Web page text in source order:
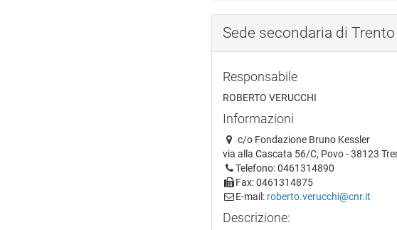
Sede secondaria di Trento
Responsabile
ROBERTO VERUCCHI
Informazioni
c/o Fondazione Bruno Kessler
via alla Cascata 56/C, Povo - 38123
Telefono: 0461314890
Fax: 0461314875
E-mail: roberto.verucchi@cnr.it
Descrizione: